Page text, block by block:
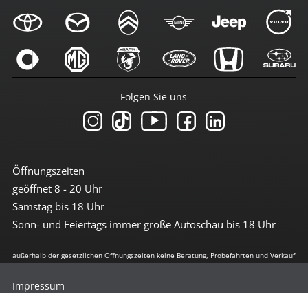
Öffnungszeiten
geöffnet 8 - 20 Uhr
Samstag bis 18 Uhr
Sonn- und Feiertags immer große Autoschau bis 18 Uhr
Folgen Sie uns
außerhalb der gesetzlichen Öffnungszeiten keine Beratung, Probefahrten und Verkauf
Impressum